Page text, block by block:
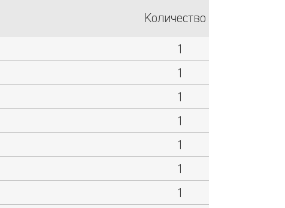
Количество
1
1
1
1
1
1
1